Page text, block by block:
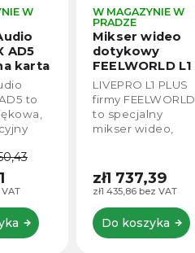
AD5
karta
Dual
i
W
to
4x4,
Mikser wideo
dotykowy
FEELWORLD L1
PLUS
W MAGAZYNIE W
PRADZE
zł1 435,86 bez VAT
zł1 737,39
Do koszyka
LIVEPRO L1 PLUS
firmy FEELWORLD
to specjalny
mikser wideo,
transmitować na
żywo filmy z
programy
nagrywane